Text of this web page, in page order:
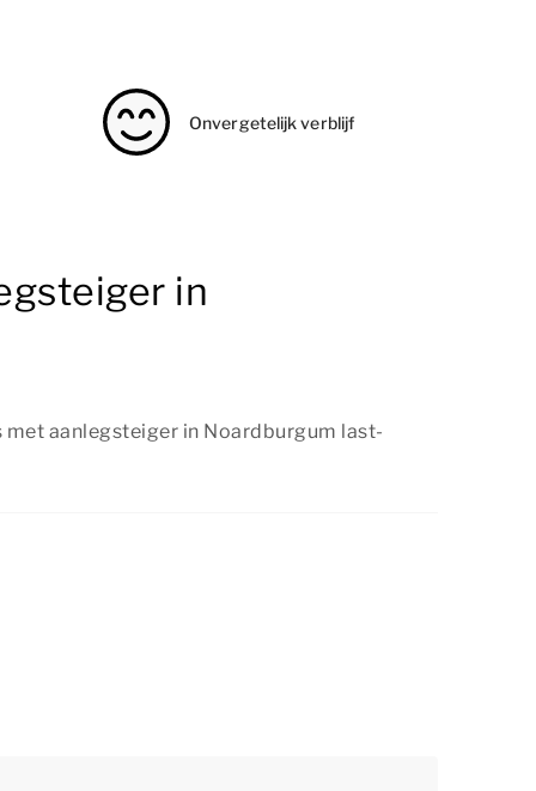
Onvergetelijk verblijf
in
met aanlegsteiger in Noardburgum last-